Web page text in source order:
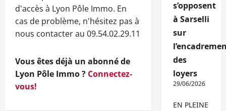
d'accès à Lyon Pôle Immo. En
cas de problème, n'hésitez pas à
nous contacter au 09.54.02.29.11
Vous êtes déjà un abonné de
Lyon Pôle Immo ? Connectez-
vous!
s’opposent
à Sarselli
sur
des
loyers
29/06/2026
EN PLEINE